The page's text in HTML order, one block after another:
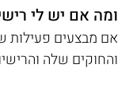
ומה אם יש לי
אם מבצעים פעילות
והחוקים שלה